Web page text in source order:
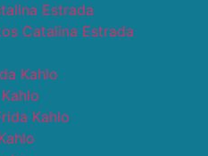
Estrada
Catalina Estrada
Kahlo
Kahlo